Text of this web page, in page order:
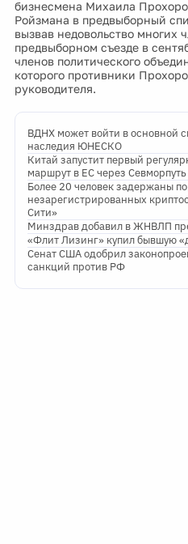
бизнесмена Михаила
Ройзмана в предвыборный
вызвав недовольство многих
предвыборном съезде в
членов политического
которого противники
руководителя.
ВДНХ может войти в основной
наследия ЮНЕСКО
Китай запустит первый
маршрут в ЕС через Севморпуть
Более 20 человек задержаны
незарегистрированных
Сити»
Минздрав добавил в ЖНВЛП
«Флит Лизинг» купил бывшую
Сенат США одобрил
санкций против РФ